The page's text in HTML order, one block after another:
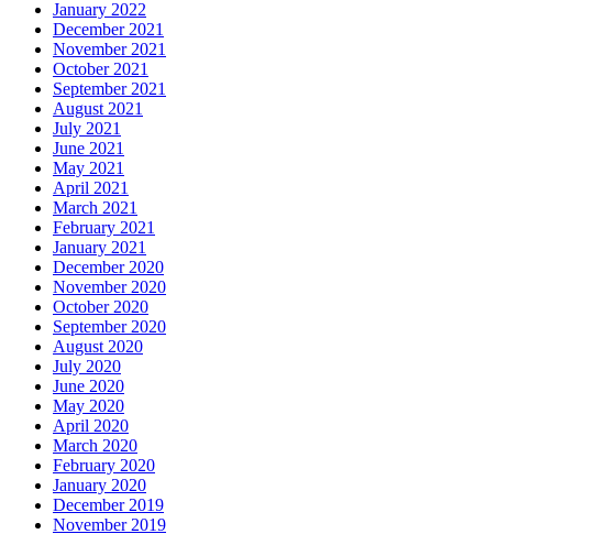
January 2022
December 2021
November 2021
October 2021
September 2021
August 2021
July 2021
June 2021
May 2021
April 2021
March 2021
February 2021
January 2021
December 2020
November 2020
October 2020
September 2020
August 2020
July 2020
June 2020
May 2020
April 2020
March 2020
February 2020
January 2020
December 2019
November 2019